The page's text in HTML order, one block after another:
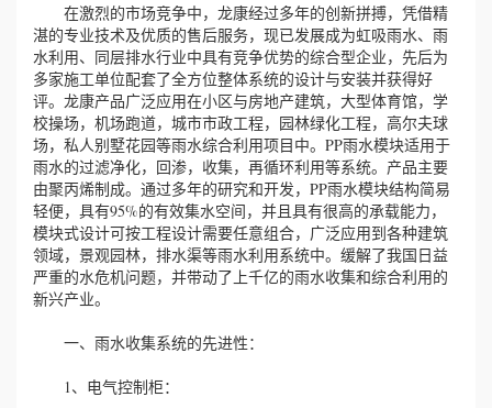
在激烈的市场竞争中，龙康经过多年的创新拼搏，凭借精
湛的专业技术及优质的售后服务，现已发展成为虹吸雨水、雨
水利用、同层排水行业中具有竞争优势的综合型企业，先后为
多家施工单位配套了全方位整体系统的设计与安装并获得好
评。龙康产品广泛应用在小区与房地产建筑，大型体育馆，学
校操场，机场跑道，城市市政工程，园林绿化工程，高尔夫球
场，私人别墅花园等雨水综合利用项目中。PP雨水模块适用于
雨水的过滤净化，回渗，收集，再循环利用等系统。产品主要
由聚丙烯制成。通过多年的研究和开发，PP雨水模块结构简易
轻便，具有95%的有效集水空间，并且具有很高的承载能力，
模块式设计可按工程设计需要任意组合，广泛应用到各种建筑
领域，景观园林，排水渠等雨水利用系统中。缓解了我国日益
严重的水危机问题，并带动了上千亿的雨水收集和综合利用的
新兴产业。
一、雨水收集系统的先进性：
1、电气控制柜：